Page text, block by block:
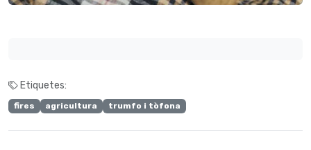
Etiquetes:
fires agricultura trumfo i tòfona